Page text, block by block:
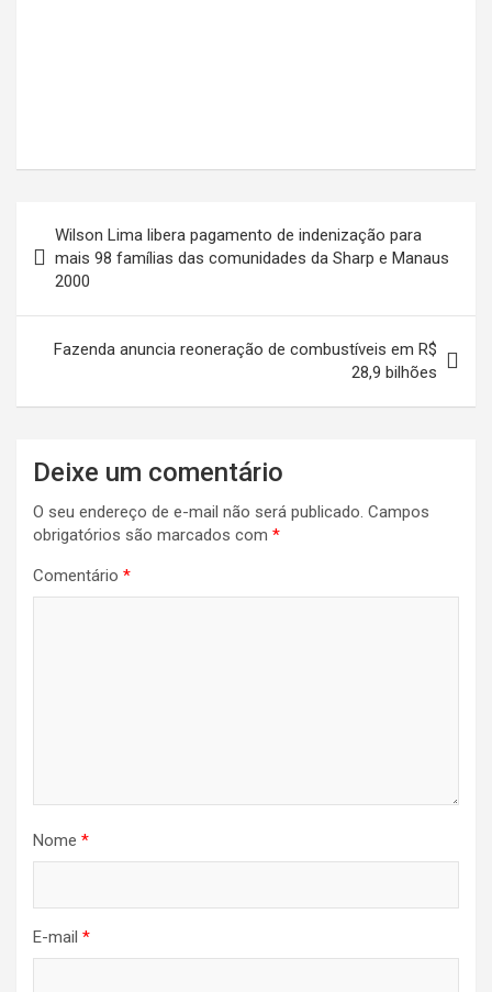
de
Post
Wilson Lima libera pagamento de indenização para
mais 98 famílias das comunidades da Sharp e Manaus
2000
Fazenda anuncia reoneração de combustíveis em R$
28,9 bilhões
Deixe um comentário
O seu endereço de e-mail não será publicado. Campos
obrigatórios são marcados com *
Comentário *
Nome *
E-mail *